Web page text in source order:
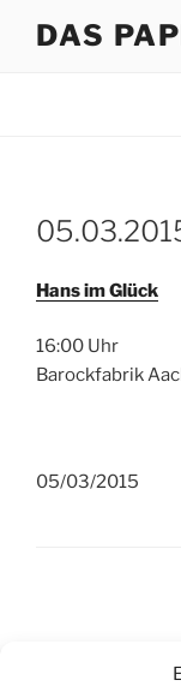
InhaltDAS
Hans im Glück
16:00 Uhr
Barockfabrik
05/03/2015